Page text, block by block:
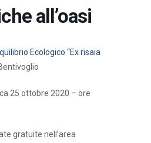
all’oasi
Ecologico “Ex risaia
25 ottobre 2020 – ore
gratuite nell’area